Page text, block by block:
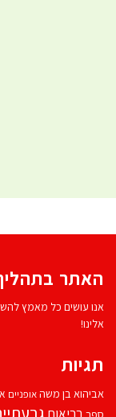
האתר
אנו עושים כל מאמץ
אלינו!
תגיות
אביהוא בן משהאופניים
ספר